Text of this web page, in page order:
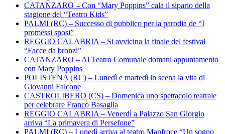
CATANZARO – Con “Mary Poppins” cala il sipario della
stagione del “Teatro Kids”
PALMI (RC) – Successo di pubblico per la parodia de “I
promessi sposi”
REGGIO CALABRIA – Si avvicina la finale del festival
“Facce da bronzi”
CATANZARO – Al Teatro Comunale domani appuntamento
con Mary Poppins
POLISTENA (RC) – Lunedì e martedì in scena la vita di
Giovanni Falcone
CASTROLIBERO (CS) – Domenica uno spettacolo teatrale
per celebrare Franco Basaglia
REGGIO CALABRIA – Venerdì a Palazzo San Giorgio
arriva “La primavera di Persefone”
PALMI (RC) – Lunedì arriva al teatro Manfroce “Un sogno